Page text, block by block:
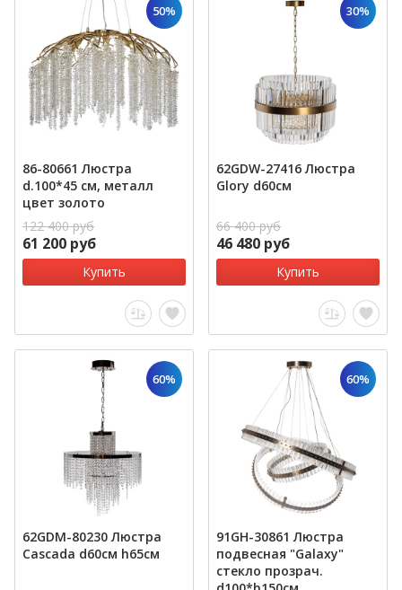
50%
86-80661 Люстра
d.100*45 см, металл
цвет золото
122 400 руб
61 200 руб
Купить
30%
62GDW-27416 Люстра
Glory d60см
66 400 руб
46 480 руб
Купить
60%
62GDM-80230 Люстра
Cascada d60см h65см
60%
91GH-30861 Люстра
подвесная "Galaxy"
стекло прозрач.